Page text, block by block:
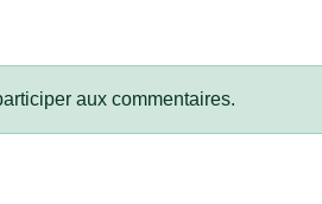
aux commentaires.